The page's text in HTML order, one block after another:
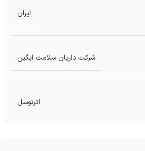
ایران
شرکت داریان سلامت ایگین
اترنوسل